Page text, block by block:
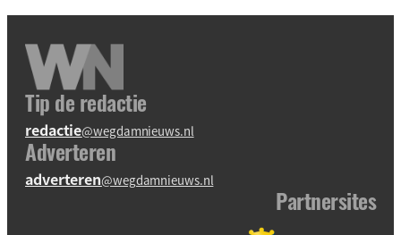
Tip de redactie
redactie@wegdamnieuws.nl
Adverteren
adverteren@wegdamnieuws.nl
Partnersites